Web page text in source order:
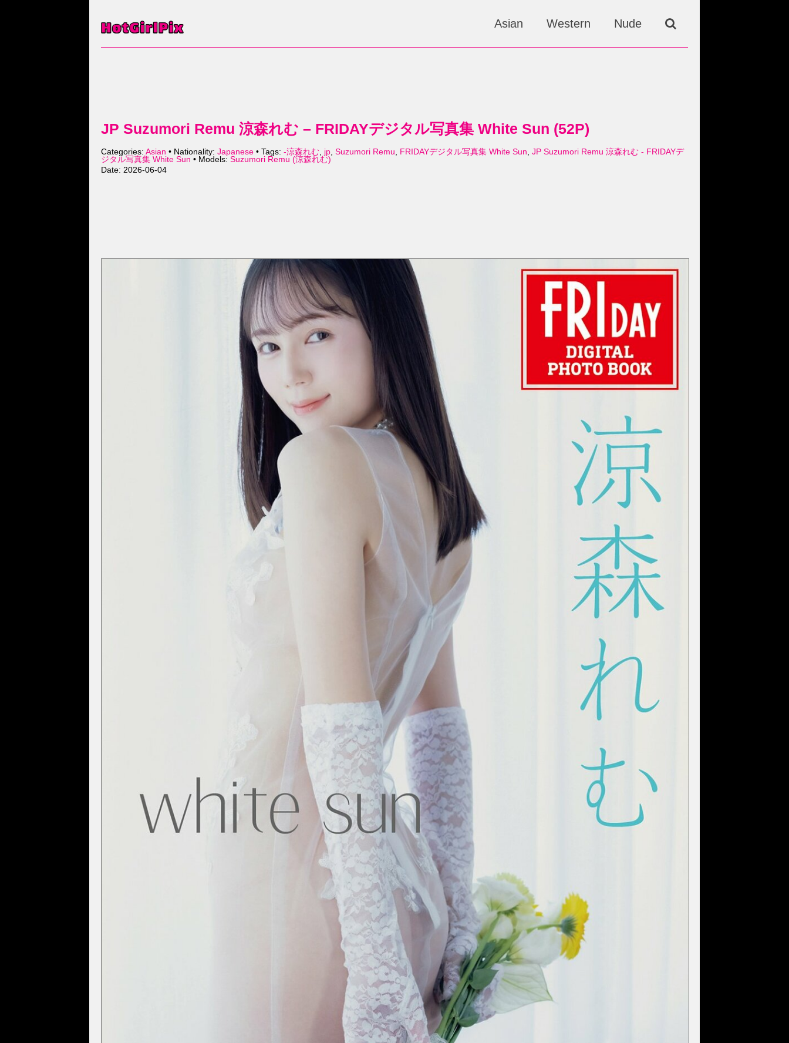
Asian Western Nude
JP Suzumori Remu 涼森れむ – FRIDAYデジタル写真集 White Sun (52P)
Categories: Asian • Nationality: Japanese • Tags: -涼森れむ, jp, Suzumori Remu, FRIDAYデジタル写真集 White Sun, JP Suzumori Remu 涼森れむ - FRIDAYデ
ジタル写真集 White Sun • Models: Suzumori Remu (涼森れむ)
Date: 2026-06-04